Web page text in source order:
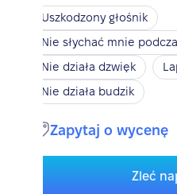
Uszkodzony głośnik
Nie słychać mnie
Nie działa dzwięk
Nie działa budzik
Zapytaj o wycenę
Zleć